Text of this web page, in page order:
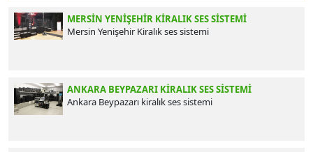
MERSIN YENIŞEHIR KIRALIK SES SISTEMI
Mersin Yenişehir Kiralık ses sistemi
ANKARA BEYPAZARI KIRALIK SES SISTEMI
Ankara Beypazarı kiralık ses sistemi